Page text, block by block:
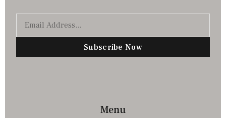
Subscribe Now
Menu